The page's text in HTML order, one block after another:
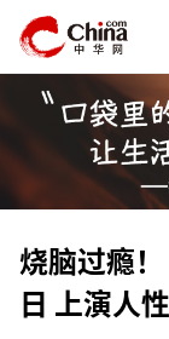
烧脑过瘾
日 上演人